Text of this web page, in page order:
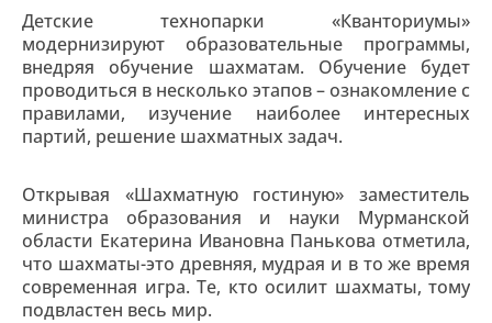
Детские технопарки «Кванториумы»
модернизируют образовательные программы,
внедряя обучение шахматам. Обучение будет
проводиться в несколько этапов – ознакомление с
правилами, изучение наиболее интересных
партий, решение шахматных задач.
Открывая «Шахматную гостиную» заместитель
министра образования и науки Мурманской
области Екатерина Ивановна Панькова отметила,
что шахматы-это древняя, мудрая и в то же время
современная игра. Те, кто осилит шахматы, тому
подвластен весь мир.